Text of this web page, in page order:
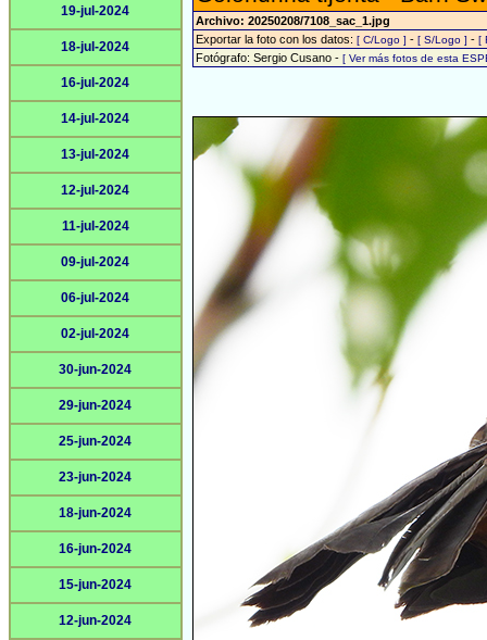
19-jul-2024
18-jul-2024
16-jul-2024
14-jul-2024
13-jul-2024
12-jul-2024
11-jul-2024
09-jul-2024
06-jul-2024
02-jul-2024
30-jun-2024
29-jun-2024
25-jun-2024
23-jun-2024
18-jun-2024
16-jun-2024
15-jun-2024
12-jun-2024
Archivo: 20250208/7108_sac_1.jpg
Exportar la foto con los datos: [ C/Logo ] - [ S/Logo ] - [
Fotógrafo: Sergio Cusano - [ Ver más fotos de esta